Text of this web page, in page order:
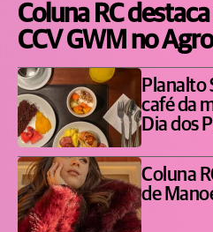
Coluna RC
CCV GWM no
Planalto
café da
Dia dos
Coluna
de